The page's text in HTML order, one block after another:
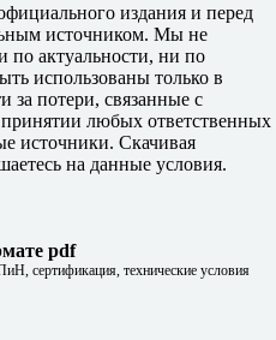
издания и перед
источником. Мы не
по актуальности, ни по
использованы только в
за потери, связанные с
любых ответственных
источники. Скачивая
на данные условия.
pdf
сертификация, технические условия